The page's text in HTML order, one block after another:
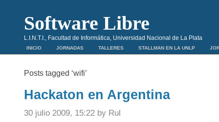
Software Libre
L.I.N.T.I., Facultad de Informática, Universidad Nacional de La Plata
INICIO JORNADAS TALLERES STALLMAN EN LA UNLP
Posts tagged ‘wifi’
Hackaton en Argentina
30 julio 2009, 15:22 by Rul